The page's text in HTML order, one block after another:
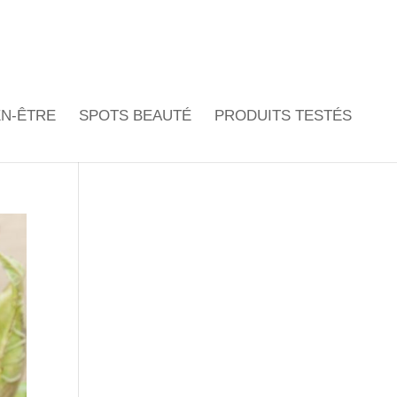
ÊTRE SPOTS BEAUTÉ PRODUITS TESTÉS